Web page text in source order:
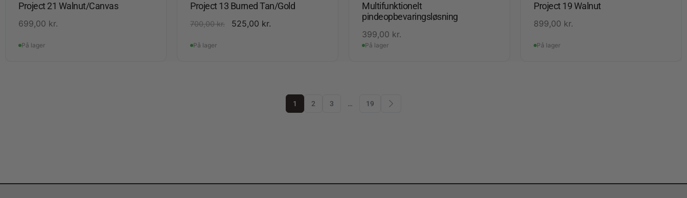
Project 21 Walnut/Canvas
699,00 kr.
På lager
Project 13 Burned Tan/Gold
700,00kr. 525,00 kr.
På lager
Multifunktionelt
pindeopbevaringsløsning
399,00 kr.
På lager
Project 19 Walnut
899,00 kr.
På lager
1 2 3 … 19